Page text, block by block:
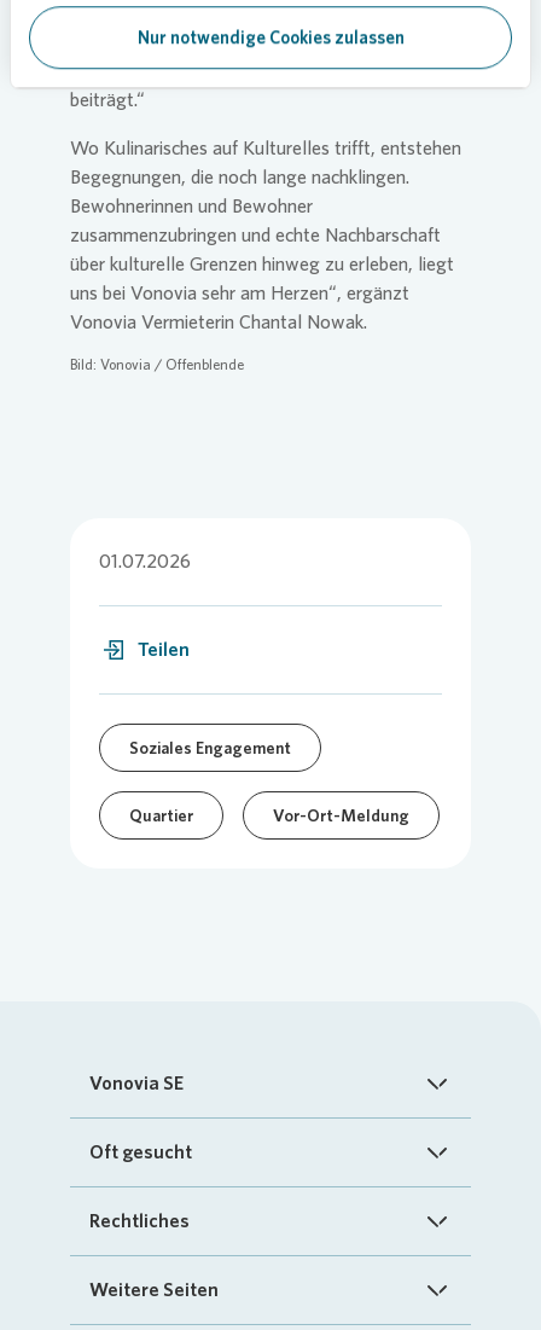
Nur notwendige Cookies zulassen
zusammenbringen und sichtbar machen. Wir
freuen uns sehr über die Spende vonVonovia
zum Gelingen dieses ungewöhnlichen Events
beiträgt.“
Wo Kulinarisches auf Kulturelles trifft, entstehen
Begegnungen, die noch lange nachklingen.
Bewohnerinnen und Bewohner
zusammenzubringen und echte Nachbarschaft
über kulturelle Grenzen hinweg zu erleben, liegt
uns bei Vonovia sehr am Herzen“, ergänzt
Vonovia Vermieterin Chantal Nowak.
Bild: Vonovia / Offenblende
01.07.2026
Teilen
Soziales Engagement
Quartier Vor-Ort-Meldung
Vonovia SE
Startseite
Investoren
Oft gesucht
FAQ
„Mein Vonovia“ App
Rechtliches
Impressum
Weitere Seiten